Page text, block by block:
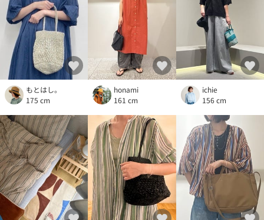
もとはし。
175 cm
honami
161 cm
ichie
156 cm